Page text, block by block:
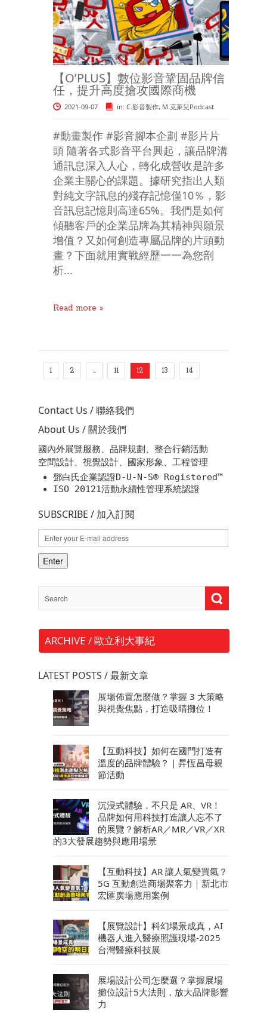
【O’PLUS】數位影音鞏固品牌信
任，提升高度搶攻國際商機
2021-09-07 in: C.影音製作, M.克萊兒Podcast
#動畫製作 #影音腳本企劃 #影片片
頭 隨著各式影音平台興起，讓品牌溝
通訊息深入人心，轉化成營收是許多
企業主關心的課題。據研究指出人類
對純文字訊息的殘存記憶僅10％，影
音訊息記憶則高達65%。我們是如何
傾聽客戶的企業品牌為其精神與願景
增值？又如何創造專屬品牌的片頭動
畫？下面就用實戰經歷一一為您剖
析...
Read more »
1 2 … 11 12 13 14
Contact Us / 聯絡我們
About Us / 關於我們
國內外展覽服務、品牌規劃、整合行銷活動
空間設計、視覺設計、國家形象、工程管理
鄧白氏企業認證D-U-N-S® Registered™
ISO 20121活動永續性管理系統認證
SUBSCRIBE / 加入訂閱
ARCHIVE / 歐立利大事紀
LATEST POSTS / 最新文章
展場佈置怎麼做？掌握 3 大策略
與視覺焦點，打造吸睛攤位！
【互動科技】如何在國門打造有
溫度的品牌體驗？｜昇恆昌母親
節活動
沉浸式體驗，不只是 AR、VR！
品牌如何用科技打造讓人忘不了
的展覽？解析AR／MR／VR／XR
的3大發展趨勢與應用場景
【互動科技】AR 讓人氣變買氣？
5G 互動創造商場聚客力｜新北市
宏匯廣場應用案例
【展覽設計】科幻場景成真，AI
機器人進入醫療照護現場-2025
台灣醫療科技展
展場設計公司怎麼選？掌握展場
攤位設計5大法則，放大品牌影響
力